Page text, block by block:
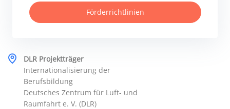
DLR Projektträger
Internationalisierung der
Berufsbildung
Deutsches Zentrum für Luft- und
Raumfahrt e. V. (DLR)
Förderrichtlinien